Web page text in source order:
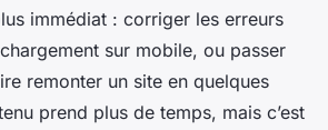
immédiat : corriger les erreurs
sur mobile, ou passer
remonter un site en quelques
prend plus de temps, mais c’est